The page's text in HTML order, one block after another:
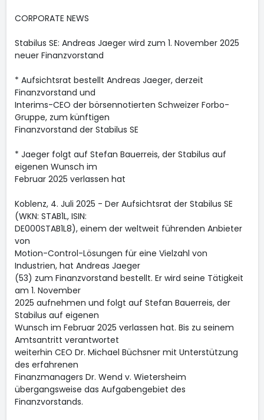
CORPORATE NEWS
Stabilus SE: Andreas Jaeger wird zum 1. November 2025
neuer Finanzvorstand
* Aufsichtsrat bestellt Andreas Jaeger, derzeit
Finanzvorstand und
Interims-CEO der börsennotierten Schweizer Forbo-
Gruppe, zum künftigen
Finanzvorstand der Stabilus SE
* Jaeger folgt auf Stefan Bauerreis, der Stabilus auf
eigenen Wunsch im
Februar 2025 verlassen hat
Koblenz, 4. Juli 2025 - Der Aufsichtsrat der Stabilus SE
(WKN: STAB1L, ISIN:
DE000STAB1L8), einem der weltweit führenden Anbieter
von
Motion-Control-Lösungen für eine Vielzahl von
Industrien, hat Andreas Jaeger
(53) zum Finanzvorstand bestellt. Er wird seine Tätigkeit
am 1. November
2025 aufnehmen und folgt auf Stefan Bauerreis, der
Stabilus auf eigenen
Wunsch im Februar 2025 verlassen hat. Bis zu seinem
Amtsantritt verantwortet
weiterhin CEO Dr. Michael Büchsner mit Unterstützung
des erfahrenen
Finanzmanagers Dr. Wend v. Wietersheim
übergangsweise das Aufgabengebiet des
Finanzvorstands.